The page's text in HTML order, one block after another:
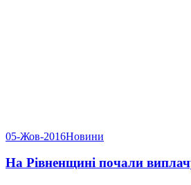
05-Жов-2016Новини
На Рівненщині почали